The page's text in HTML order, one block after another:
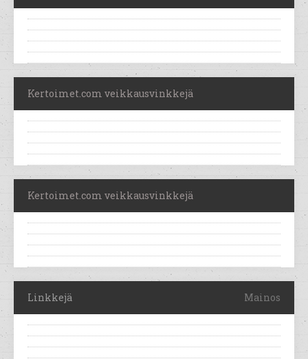
Kertoimet.com veikkausvinkkejä
Kertoimet.com veikkausvinkkejä
Linkkejä Mainos